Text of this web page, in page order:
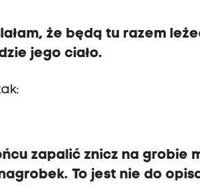
że będą tu razem
jego ciało.
zapalić znicz na
To jest nie do